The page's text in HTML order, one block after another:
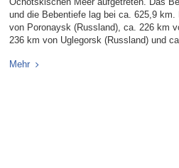
und die Bebentiefe lag bei ca. 625,9
von Poronaysk (Russland), ca. 226 km
236 km von Uglegorsk (Russland) und
Mehr